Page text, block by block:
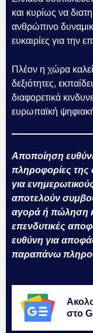
και κυρίως να
ανθρώπινο
ευκαιρίες για την
Πλέον η χώρα
δεξιότητες,
διαφορετικά
ευρωπαϊκή
Αποποίηση
πληροφορίες της
για
αποτελούν
αγορά ή πώληση
επενδυτικές
ευθύνη για
παραπάνω
στο